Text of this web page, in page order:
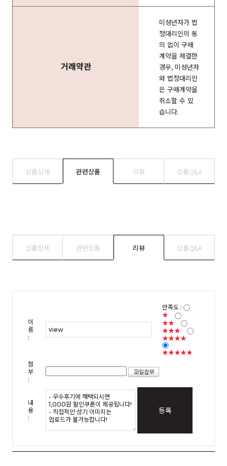
거래약관
미성년자가 법
정대리인의 동
의 없이 구매
계약을 체결한
경우, 미성년자
와 법정대리인
은 구매계약을
취소할 수 있
습니다.
상품상세 관련상품 리뷰 상품Q&A
상품상세 관련상품 리뷰 상품Q&A
이
름
:
만족도 :
★
★★
★★★
★★★★
★★★★★
첨
부
:
내
용
:
등록